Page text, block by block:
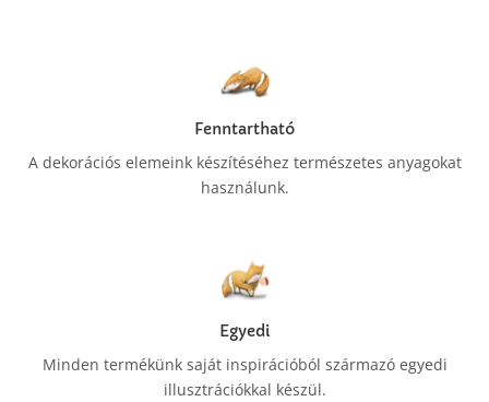
Fenntartható
A dekorációs elemeink készítéséhez természetes anyagokat
használunk.
Egyedi
Minden termékünk saját inspirációból származó egyedi
illusztrációkkal készül.